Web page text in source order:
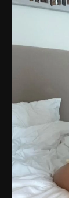
Бусти, где
приятное